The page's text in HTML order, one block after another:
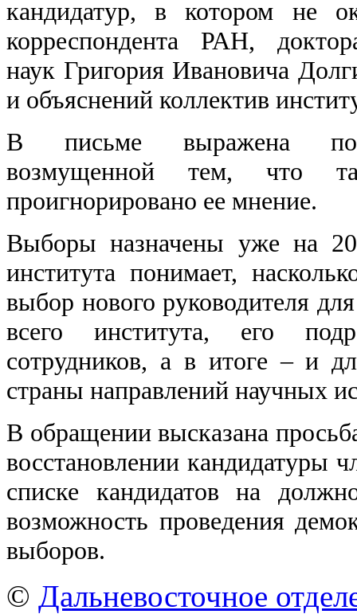
кандидатур, в котором не
корреспондента РАН,
наук Григория Ивановича
и объяснений коллектив
В письме выражена
возмущенной тем, что
проигнорировано ее мнение.
Выборы назначены уже на
института понимает,
выбор нового руководителя
всего института, его
сотрудников, а в итоге – и
страны направлений научных
В обращении высказана
восстановлении кандидатуры
списке кандидатов на
возможность проведения
выборов.
© Дальневосточное